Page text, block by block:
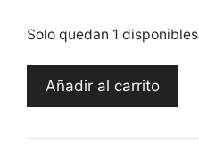
Solo quedan 1 disponibles
Fanzine
King's
Añadir al carrito